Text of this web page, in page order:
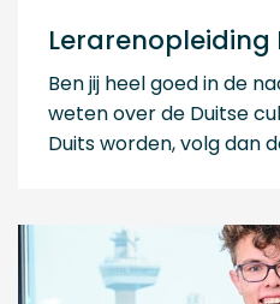
Lerarenopleiding
Ben jij heel goed in de
weten over de Duitse
Duits worden, volg dan